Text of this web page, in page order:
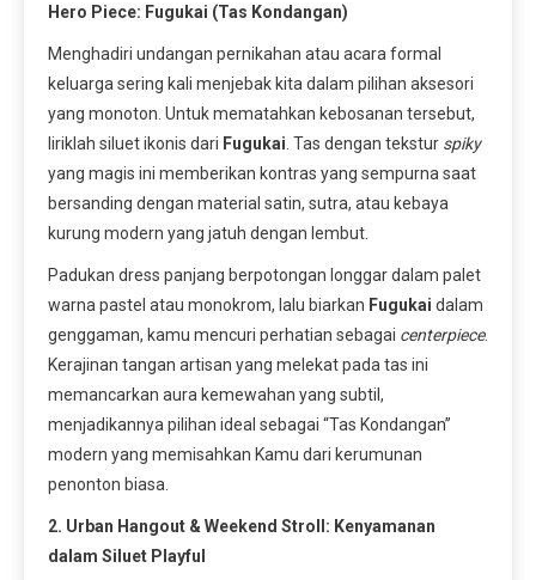
Hero Piece: Fugukai (Tas Kondangan)
Menghadiri undangan pernikahan atau acara formal
keluarga sering kali menjebak kita dalam pilihan aksesori
yang monoton. Untuk mematahkan kebosanan tersebut,
liriklah siluet ikonis dari Fugukai . Tas dengan tekstur spiky
yang magis ini memberikan kontras yang sempurna saat
bersanding dengan material satin, sutra, atau kebaya
kurung modern yang jatuh dengan lembut.
Padukan dress panjang berpotongan longgar dalam palet
warna pastel atau monokrom, lalu biarkan Fugukai dalam
genggaman, kamu mencuri perhatian sebagai centerpiece.
Kerajinan tangan artisan yang melekat pada tas ini
memancarkan aura kemewahan yang subtil,
menjadikannya pilihan ideal sebagai “Tas Kondangan”
modern yang memisahkan Kamu dari kerumunan
penonton biasa.
2. Urban Hangout & Weekend Stroll: Kenyamanan
dalam Siluet Playful